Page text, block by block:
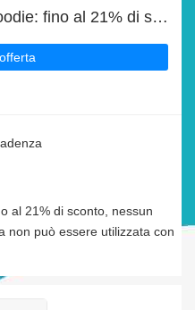
Soft Touch Drawstring Hoodie: fino al 21% di sconto
al 21% di sconto, nessun
non può essere utilizzata con